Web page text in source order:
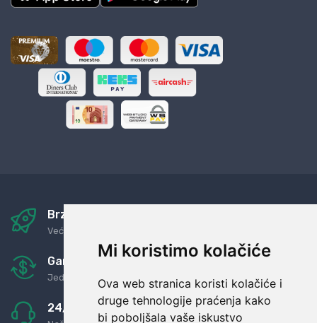
Mi koristimo kolačiće
Ova web stranica koristi kolačiće i
druge tehnologije praćenja kako
bi poboljšala vaše iskustvo
Brza i sigurna dostava
Već za nekoliko dana kod vas
Garancija u povrat novaca
Jednostavno pravilo: Roba za novac
24/7 odlična podrška